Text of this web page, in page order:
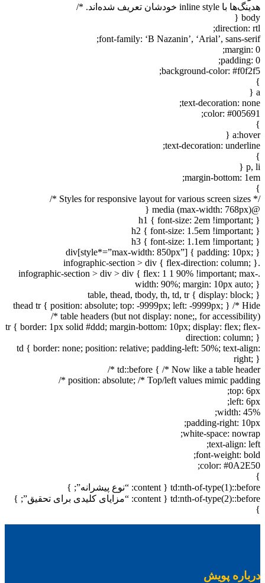
هدینگ‌ها با inline style خودشان تعریف شده‌اند. */
body {
direction: rtl;
font-family: ‘B Nazanin’, ‘Arial’, sans-serif;
margin: 0;
padding: 0;
background-color: #f0f2f5;
}
a {
text-decoration: none;
color: #005691;
}
a:hover {
text-decoration: underline;
}
p, li {
margin-bottom: 1em;
}
/* Styles for responsive layout for various screen sizes */
@media (max-width: 768px) {
h1 { font-size: 2em !important; }
h2 { font-size: 1.5em !important; }
h3 { font-size: 1.1em !important; }
div[style*=”max-width: 850px”] { padding: 10px; }
.infographic-section > div { flex-direction: column; }
.infographic-section > div > div { flex: 1 1 90% !important; max-
width: 90%; margin: 10px auto; }
table, thead, tbody, th, td, tr { display: block; }
thead tr { position: absolute; top: -9999px; left: -9999px; } /* Hide
table headers (but not display: none;, for accessibility) */
tr { border: 1px solid #ddd; margin-bottom: 10px; display: flex; flex-
direction: column; }
td { border: none; position: relative; padding-left: 50%; text-align:
right; }
td::before { /* Now like a table header */
position: absolute; /* Top/left values mimic padding */
top: 6px;
left: 6px;
width: 45%;
padding-right: 10px;
white-space: nowrap;
text-align: left;
font-weight: bold;
color: #0A2E50;
}
td:nth-of-type(1)::before { content: “نوع پیشرانه”; }
td:nth-of-type(2)::before { content: “مزایای کلیدی برای تحقیق”; }
}
درباره پویش